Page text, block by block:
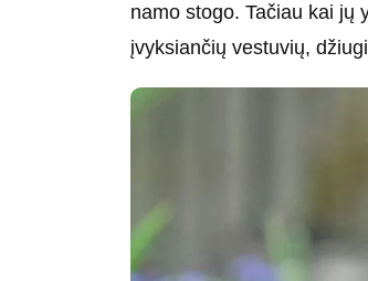
namo stogo. Tačiau kai jų
įvyksiančių vestuvių,